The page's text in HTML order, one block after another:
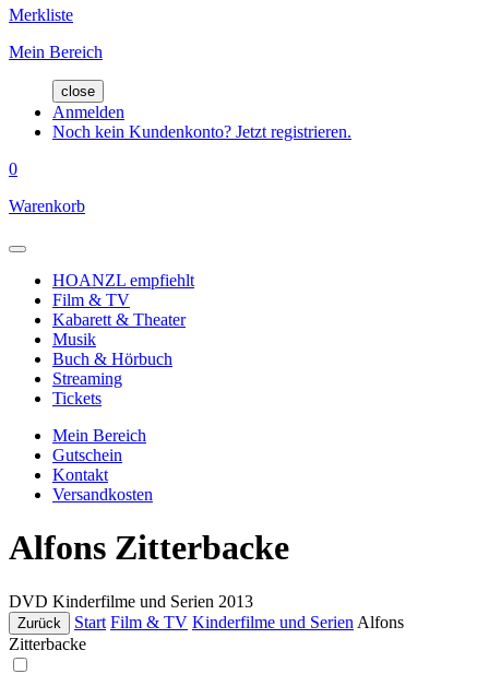
Merkliste
Mein Bereich
close
Anmelden
Noch kein Kundenkonto? Jetzt registrieren.
0
Warenkorb
HOANZL empfiehlt
Film & TV
Kabarett & Theater
Musik
Buch & Hörbuch
Streaming
Tickets
Mein Bereich
Gutschein
Kontakt
Versandkosten
Alfons Zitterbacke
DVD Kinderfilme und Serien 2013
Zurück Start Film & TV Kinderfilme und Serien Alfons
Zitterbacke